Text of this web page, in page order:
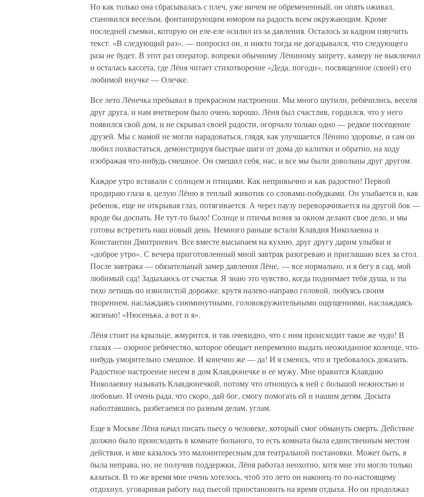
Но как только она сбрасывалась с плеч, уже ничем не обремененный, он опять оживал,
становился веселым, фонтанирующим юмором на радость всем окружающим. Кроме
последней съемки, которую он еле-еле осилил из-за давления. Осталось за кадром озвучить
текст. «В следующий раз», — попросил он, и никто тогда не догадывался, что следующего
раза не будет. В этот раз оператор, вопреки обычному Лёниному запрету, камеру не выключил
и осталась кассета, где Лёня читает стихотворение «Деда, погоди», посвященное (своей) его
любимой внучке — Олечке.
Все лето Лёнечка пребывал в прекрасном настроении. Мы много шутили, ребячились, веселя
друг друга, и нам вчетвером было очень хорошо. Лёня был счастлив, гордился, что у него
появился свой дом, и не скрывал своей радости, огорчало только одно — редкое посещение
друзей. Мы с мамой не могли нарадоваться, глядя, как улучшается Лёнино здоровье, и сам он
любил похвастаться, демонстрируя быстрые шаги от дома до калитки и обратно, на ходу
изображая что-нибудь смешное. Он смешил себя, нас, и все мы были довольны друг другом.
Каждое утро вставали с солнцем и птицами. Как непривычно и как радостно! Первой
продираю глаза я, целую Лёню в теплый животик со словами-побудками. Он улыбается и, как
ребенок, еще не открывая глаз, потягивается. А через паузу переворачивается на другой бок —
вроде бы доспать. Не тут-то было! Солнце и птичья возня за окном делают свое дело, и мы
готовы встретить наш новый день. Немного раньше встали Клавдия Николаевна и
Константин Дмитриевич. Все вместе высыпаем на кухню, друг другу дарим улыбки и
«доброе утро». С вечера приготовленный мной завтрак разогреваю и приглашаю всех за стол.
После завтрака — обязательный замер давления Лёне, — все нормально, и я бегу в сад, мой
любимый сад! Задыхаюсь от счастья. Я знаю это чувство, когда поднимает тебя душа, и ты
тихо летишь по извилистой дорожке, крутя налево-направо головой, любуясь своим
творением, наслаждаясь сиюминутными, головокружительными ощущениями, наслаждаясь
жизнью! «Нюсенька, а вот и я».
Лёня стоит на крыльце, жмурится, и так очевидно, что с ним происходит такое же чудо! В
глазах — озорное ребячество, которое обещает непременно выдать неожиданное коленце, что-
нибудь уморительно смешное. И конечно же — да! И я смеюсь, что и требовалось доказать.
Радостное настроение несем в дом Клавдюнечке и ее мужу. Мне нравится Клавдию
Николаевну называть Клавдюнечкой, потому что отношусь к ней с большой нежностью и
любовью. И очень рада, что скоро, дай бог, смогу помогать ей и нашим детям. Досыта
наболтавшись, разбегаемся по разным делам, углам.
Еще в Москве Лёня начал писать пьесу о человеке, который смог обмануть смерть. Действие
должно было происходить в комнате больного, то есть комната была единственным местом
действия, и мне казалось это малоинтересным для театральной постановки. Может быть, я
была неправа, но, не получив поддержки, Лёня работал неохотно, хотя мне это могло только
казаться. В то же время мне очень хотелось, чтоб это лето он наконец-то по-настоящему
отдохнул, уговаривая работу над пьесой приостановить на время отдыха. Но он продолжал